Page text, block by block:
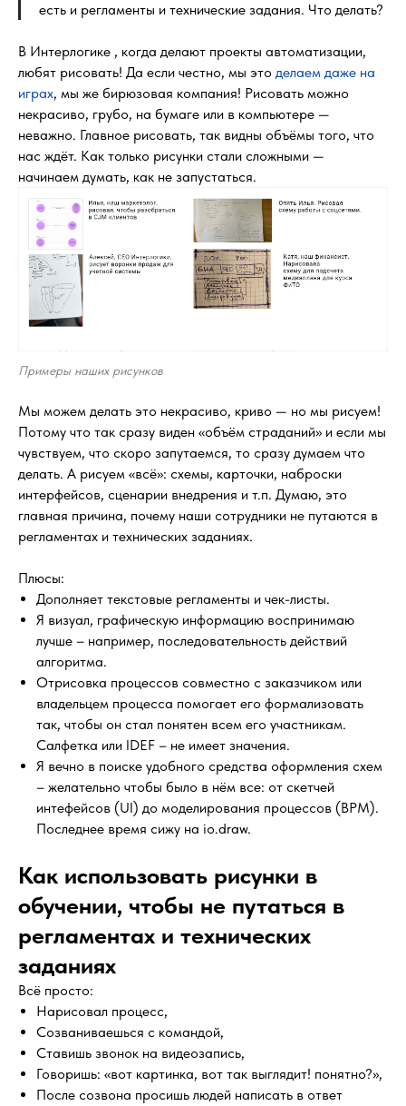
есть и регламенты и технические задания. Что делать?
В Интерлогике , когда делают проекты автоматизации,
любят рисовать! Да если честно, мы это делаем даже на
играх, мы же бирюзовая компания! Рисовать можно
некрасиво, грубо, на бумаге или в компьютере —
неважно. Главное рисовать, так видны объёмы того, что
нас ждёт. Как только рисунки стали сложными —
начинаем думать, как не запустаться.
Примеры наших рисунков
Мы можем делать это некрасиво, криво — но мы рисуем!
Потому что так сразу виден «объём страданий» и если мы
чувствуем, что скоро запутаемся, то сразу думаем что
делать. А рисуем «всё»: схемы, карточки, наброски
интерфейсов, сценарии внедрения и т.п. Думаю, это
главная причина, почему наши сотрудники не путаются в
регламентах и технических заданиях.
Плюсы:
Дополняет текстовые регламенты и чек-листы.
Я визуал, графическую информацию воспринимаю
лучше – например, последовательность действий
алгоритма.
Отрисовка процессов совместно с заказчиком или
владельцем процесса помогает его формализовать
так, чтобы он стал понятен всем его участникам.
Салфетка или IDEF – не имеет значения.
Я вечно в поиске удобного средства оформления схем
– желательно чтобы было в нём все: от скетчей
интефейсов (UI) до моделирования процессов (BPM).
Последнее время сижу на io.draw.
Как использовать рисунки в
обучении, чтобы не путаться в
регламентах и технических
заданиях
Всё просто:
Нарисовал процесс,
Созваниваешься с командой,
Ставишь звонок на видеозапись,
Говоришь: «вот картинка, вот так выглядит! понятно?»,
После созвона просишь людей написать в ответ